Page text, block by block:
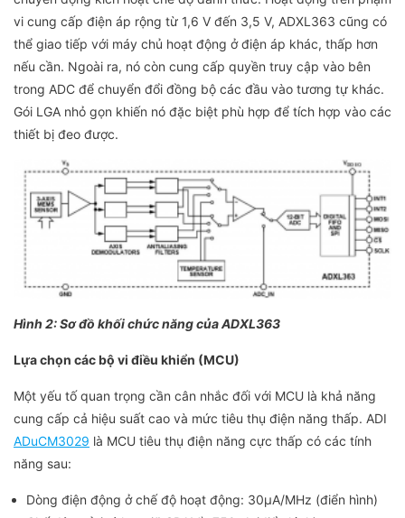
vi cung cấp điện áp rộng từ 1,6 V đến 3,5 V, ADXL363 cũng có
thể giao tiếp với máy chủ hoạt động ở điện áp khác, thấp hơn
nếu cần. Ngoài ra, nó còn cung cấp quyền truy cập vào bên
trong ADC để chuyển đổi đồng bộ các đầu vào tương tự khác.
Gói LGA nhỏ gọn khiến nó đặc biệt phù hợp để tích hợp vào các
thiết bị đeo được.
Hình 2: Sơ đồ khối chức năng của ADXL363
Lựa chọn các bộ vi điều khiển (MCU)
Một yếu tố quan trọng cần cân nhắc đối với MCU là khả năng
cung cấp cả hiệu suất cao và mức tiêu thụ điện năng thấp. ADI
ADuCM3029 là MCU tiêu thụ điện năng cực thấp có các tính
năng sau:
Dòng điện động ở chế độ hoạt động: 30μA/MHz (điển hình)